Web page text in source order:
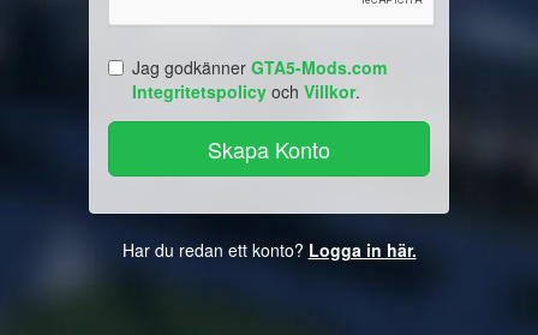
Jag godkänner GTA5-Mods.com
Integritetspolicy och Villkor.
Har du redan ett konto? Logga in här.